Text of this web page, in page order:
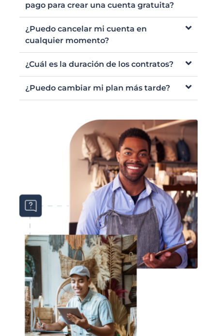
pago para crear una cuenta gratuita?
¿Puedo cancelar mi cuenta en
cualquier momento?
¿Cuál es la duración de los contratos?
¿Puedo cambiar mi plan más tarde?